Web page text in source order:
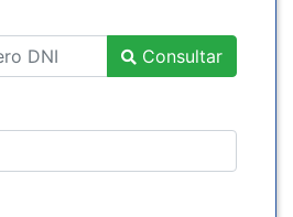
Consultar